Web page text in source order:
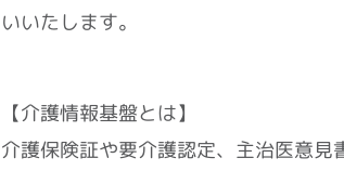
いいたします。
【介護情報基盤とは】
介護保険証や要介護認定、主治医意見